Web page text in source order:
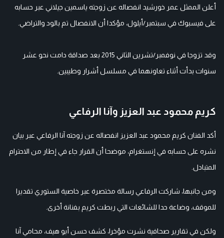
أعلن الممثل عمر خورشيد انفصاله عن زوجته ياسمين جيلاني عبر حسابه
على فيسبوك في سبتمبر/أيلول، مؤكدا أن الانفصال تم بالود والتراضي.
وقد تزوجا في نوفمبر/تشرين الثاني 2015 بعد صداقة دامت نحو عشر
سنوات بدأت أثناء تعاونهما في مسلسل أشرار وطيبين.
كريم محمود عبد العزيز وآنا الرفاعي
أكد الفنان كريم محمود عبد العزيز انفصاله عن زوجته آنا الرفاعي عبر بيان
نشره على حسابه في إنستغرام، موضحا أن القرار جاء في إطار من الاحترام
المتبادل.
ومن جانبها، شاركت الرفاعي رسالة مختصرة عبر خاصية الستوري تقديرا
للموقف، وضاعة حدا للشائعات التي ربطت كريم بفنانة أخرى.
ولكن في تقارير صحافية نشرت مؤخرا، كشف حسن أبو هيف، محامي آنا